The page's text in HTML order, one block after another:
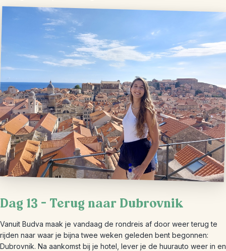
Dag 13 – Terug naar Dubrovnik
Vanuit Budva maak je vandaag de rondreis af door weer terug te
rijden naar waar je bijna twee weken geleden bent begonnen:
Dubrovnik. Na aankomst bij je hotel, lever je de huurauto weer in en